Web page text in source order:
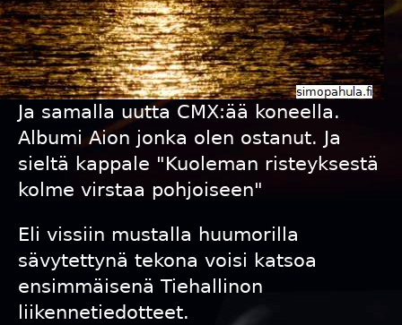
Ja samalla uutta CMX:ää koneella.
Albumi Aion jonka olen ostanut. Ja
sieltä kappale "Kuoleman risteyksestä
kolme virstaa pohjoiseen"
Eli vissiin mustalla huumorilla
sävytettynä tekona voisi katsoa
ensimmäisenä Tiehallinon
liikennetiedotteet.